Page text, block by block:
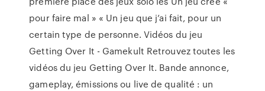
pour faire mal » « Un jeu que j’ai fait, pour un
certain type de personne. Vidéos du jeu
Getting Over It - Gamekult Retrouvez toutes les
vidéos du jeu Getting Over It. Bande annonce,
gameplay, émissions ou live de qualité : un